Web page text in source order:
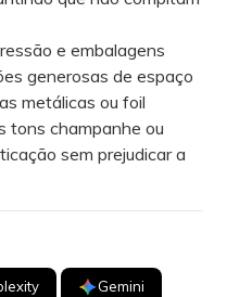
e embalagens
generosas de espaço
metálicas ou foil
tons champanhe ou
sem prejudicar a
Gemini